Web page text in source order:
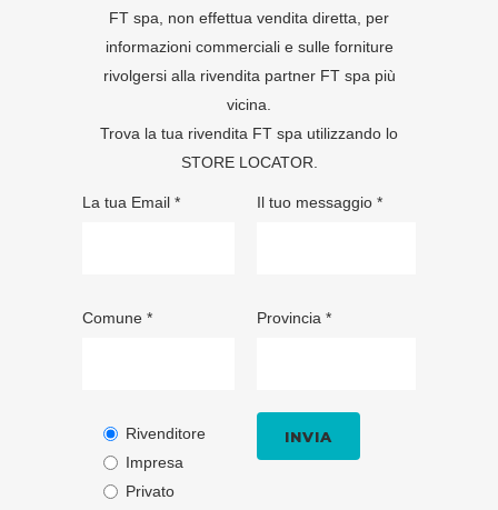
FT spa, non effettua vendita diretta, per
informazioni commerciali e sulle forniture
rivolgersi alla rivendita partner FT spa più
vicina.
Trova la tua rivendita FT spa utilizzando lo
STORE LOCATOR
La tua Email *
Comune *
Rivenditore
Impresa
Privato
Il tuo messaggio *
Provincia *